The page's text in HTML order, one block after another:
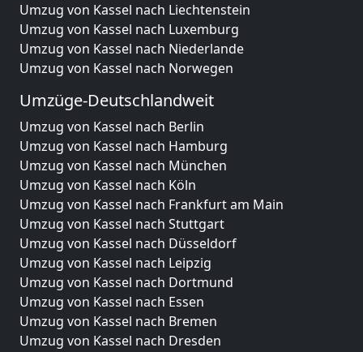
Umzug von Kassel nach Liechtenstein
Umzug von Kassel nach Luxemburg
Umzug von Kassel nach Niederlande
Umzug von Kassel nach Norwegen
Umzüge-Deutschlandweit
Umzug von Kassel nach Berlin
Umzug von Kassel nach Hamburg
Umzug von Kassel nach München
Umzug von Kassel nach Köln
Umzug von Kassel nach Frankfurt am Main
Umzug von Kassel nach Stuttgart
Umzug von Kassel nach Düsseldorf
Umzug von Kassel nach Leipzig
Umzug von Kassel nach Dortmund
Umzug von Kassel nach Essen
Umzug von Kassel nach Bremen
Umzug von Kassel nach Dresden